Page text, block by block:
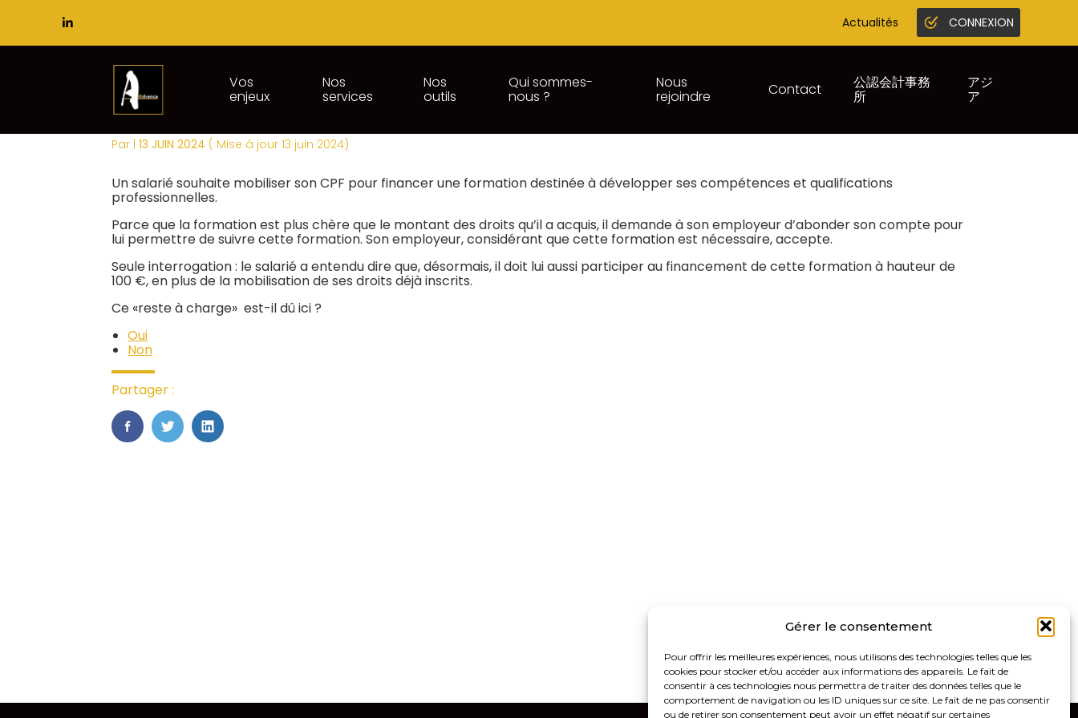
Gérer le consentement
Pour offrir les meilleures expériences, nous utilisons des technologies telles que les
cookies pour stocker et/ou accéder aux informations des appareils. Le fait de
consentir à ces technologies nous permettra de traiter des données telles que le
comportement de navigation ou les ID uniques sur ce site. Le fait de ne pas consentir
ou de retirer son consentement peut avoir un effet négatif sur certaines
Actualités CONNEXION
Vos
enjeux
Nos
services
Nos
outils
Qui sommes-
nous ?
Nous
rejoindre Contact 公認会計事務
所
アジ
ア
COMPTE PERSONNEL DE FORMATION : 100 € À PAYER ?
Par |13 JUIN 2024 ( Mise à jour 13 juin 2024)
Un salarié souhaite mobiliser son CPF pour financer une formation destinée à développer ses compétences et qualifications
professionnelles.
Parce que la formation est plus chère que le montant des droits qu’il a acquis, il demande à son employeur d’abonder son compte pour
lui permettre de suivre cette formation. Son employeur, considérant que cette formation est nécessaire, accepte.
Seule interrogation : le salarié a entendu dire que, désormais, il doit lui aussi participer au financement de cette formation à hauteur de
100 €, en plus de la mobilisation de ses droits déjà inscrits.
Ce «reste à charge» est-il dû ici ?
Oui
Non
Partager :
FaceBook
TwitterLinkedIn